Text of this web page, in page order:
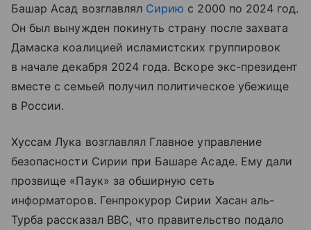
Башар Асад возглавлял Сирию с 2000 по 2024 год.
Он был вынужден покинуть страну после захвата
Дамаска коалицией исламистских группировок
в начале декабря 2024 года. Вскоре экс-президент
вместе с семьей получил политическое убежище
в России.
Хуссам Лука возглавлял Главное управление
безопасности Сирии при Башаре Асаде. Ему дали
прозвище «Паук» за обширную сеть
информаторов. Генпрокурор Сирии Хасан аль-
Турба рассказал BBC, что правительство подало